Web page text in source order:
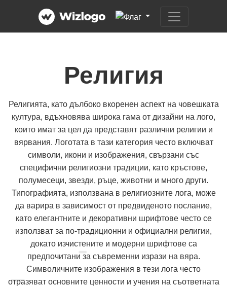
Религия
Религията, като дълбоко вкоренен аспект на човешката
култура, вдъхновява широка гама от дизайни на лого,
които имат за цел да представят различни религии и
вярвания. Логотата в тази категория често включват
символи, икони и изображения, свързани със
специфични религиозни традиции, като кръстове,
полумесеци, звезди, ръце, животни и много други.
Типографията, използвана в религиозните лога, може
да варира в зависимост от предвиденото послание,
като елегантните и декоративни шрифтове често се
използват за по-традиционни и официални религии,
докато изчистените и модерни шрифтове са
предпочитани за съвременни изрази на вяра.
Символичните изображения в тези лога често
отразяват основните ценности и учения на съответната